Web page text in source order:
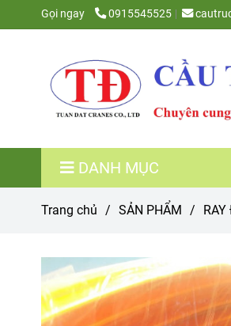
Gọi ngay 0915545525
DANH MỤC
Trang chủ / SẢN PHẨM / RAY